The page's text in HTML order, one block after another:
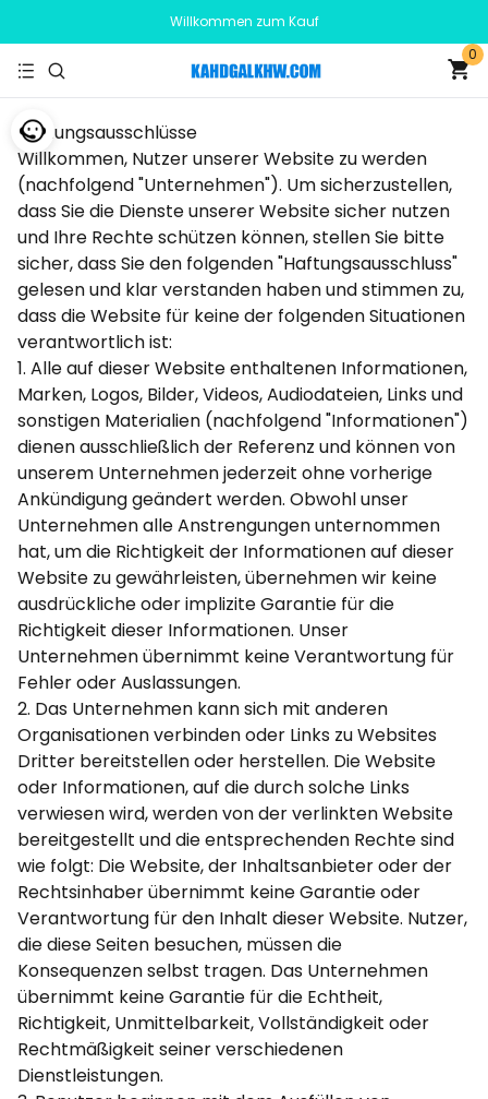
Willkommen zum Kauf
0
Haftungsausschlüsse
Willkommen, Nutzer unserer Website zu werden
(nachfolgend "Unternehmen"). Um sicherzustellen,
dass Sie die Dienste unserer Website sicher nutzen
und Ihre Rechte schützen können, stellen Sie bitte
sicher, dass Sie den folgenden "Haftungsausschluss"
gelesen und klar verstanden haben und stimmen zu,
dass die Website für keine der folgenden Situationen
verantwortlich ist:
1. Alle auf dieser Website enthaltenen Informationen,
Marken, Logos, Bilder, Videos, Audiodateien, Links und
sonstigen Materialien (nachfolgend "Informationen")
dienen ausschließlich der Referenz und können von
unserem Unternehmen jederzeit ohne vorherige
Ankündigung geändert werden. Obwohl unser
Unternehmen alle Anstrengungen unternommen
hat, um die Richtigkeit der Informationen auf dieser
Website zu gewährleisten, übernehmen wir keine
ausdrückliche oder implizite Garantie für die
Richtigkeit dieser Informationen. Unser
Unternehmen übernimmt keine Verantwortung für
Fehler oder Auslassungen.
2. Das Unternehmen kann sich mit anderen
Organisationen verbinden oder Links zu Websites
Dritter bereitstellen oder herstellen. Die Website
oder Informationen, auf die durch solche Links
verwiesen wird, werden von der verlinkten Website
bereitgestellt und die entsprechenden Rechte sind
wie folgt: Die Website, der Inhaltsanbieter oder der
Rechtsinhaber übernimmt keine Garantie oder
Verantwortung für den Inhalt dieser Website. Nutzer,
die diese Seiten besuchen, müssen die
Konsequenzen selbst tragen. Das Unternehmen
übernimmt keine Garantie für die Echtheit,
Richtigkeit, Unmittelbarkeit, Vollständigkeit oder
Rechtmäßigkeit seiner verschiedenen
Dienstleistungen.